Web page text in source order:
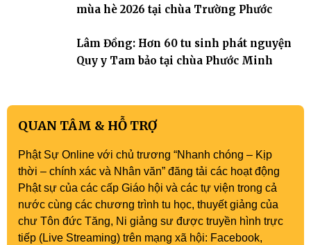
mùa hè 2026 tại chùa Trường Phước
Lâm Đồng: Hơn 60 tu sinh phát nguyện
Quy y Tam bảo tại chùa Phước Minh
QUAN TÂM & HỖ TRỢ
Phật Sự Online với chủ trương “Nhanh chóng – Kịp
thời – chính xác và Nhân văn” đăng tải các hoạt động
Phật sự của các cấp Giáo hội và các tự viện trong cả
nước cùng các chương trình tu học, thuyết giảng của
chư Tôn đức Tăng, Ni giảng sư được truyền hình trực
tiếp (Live Streaming) trên mạng xã hội: Facebook,